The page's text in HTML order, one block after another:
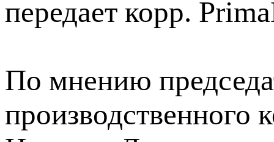
передает корр.
По мнению
производственного